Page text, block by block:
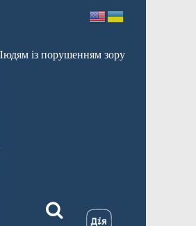
із порушенням зору